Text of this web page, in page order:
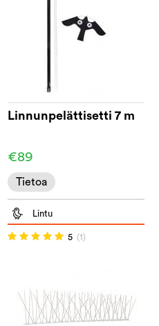
Linnunpelättisetti 7 m
€89
Tietoa
Lintu
5 (1)